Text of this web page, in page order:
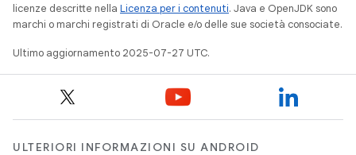
licenze descritte nella Licenza per i contenuti. Java e OpenJDK sono
marchi o marchi registrati di Oracle e/o delle sue società consociate.
Ultimo aggiornamento 2025-07-27 UTC.
ULTERIORI INFORMAZIONI SU ANDROID